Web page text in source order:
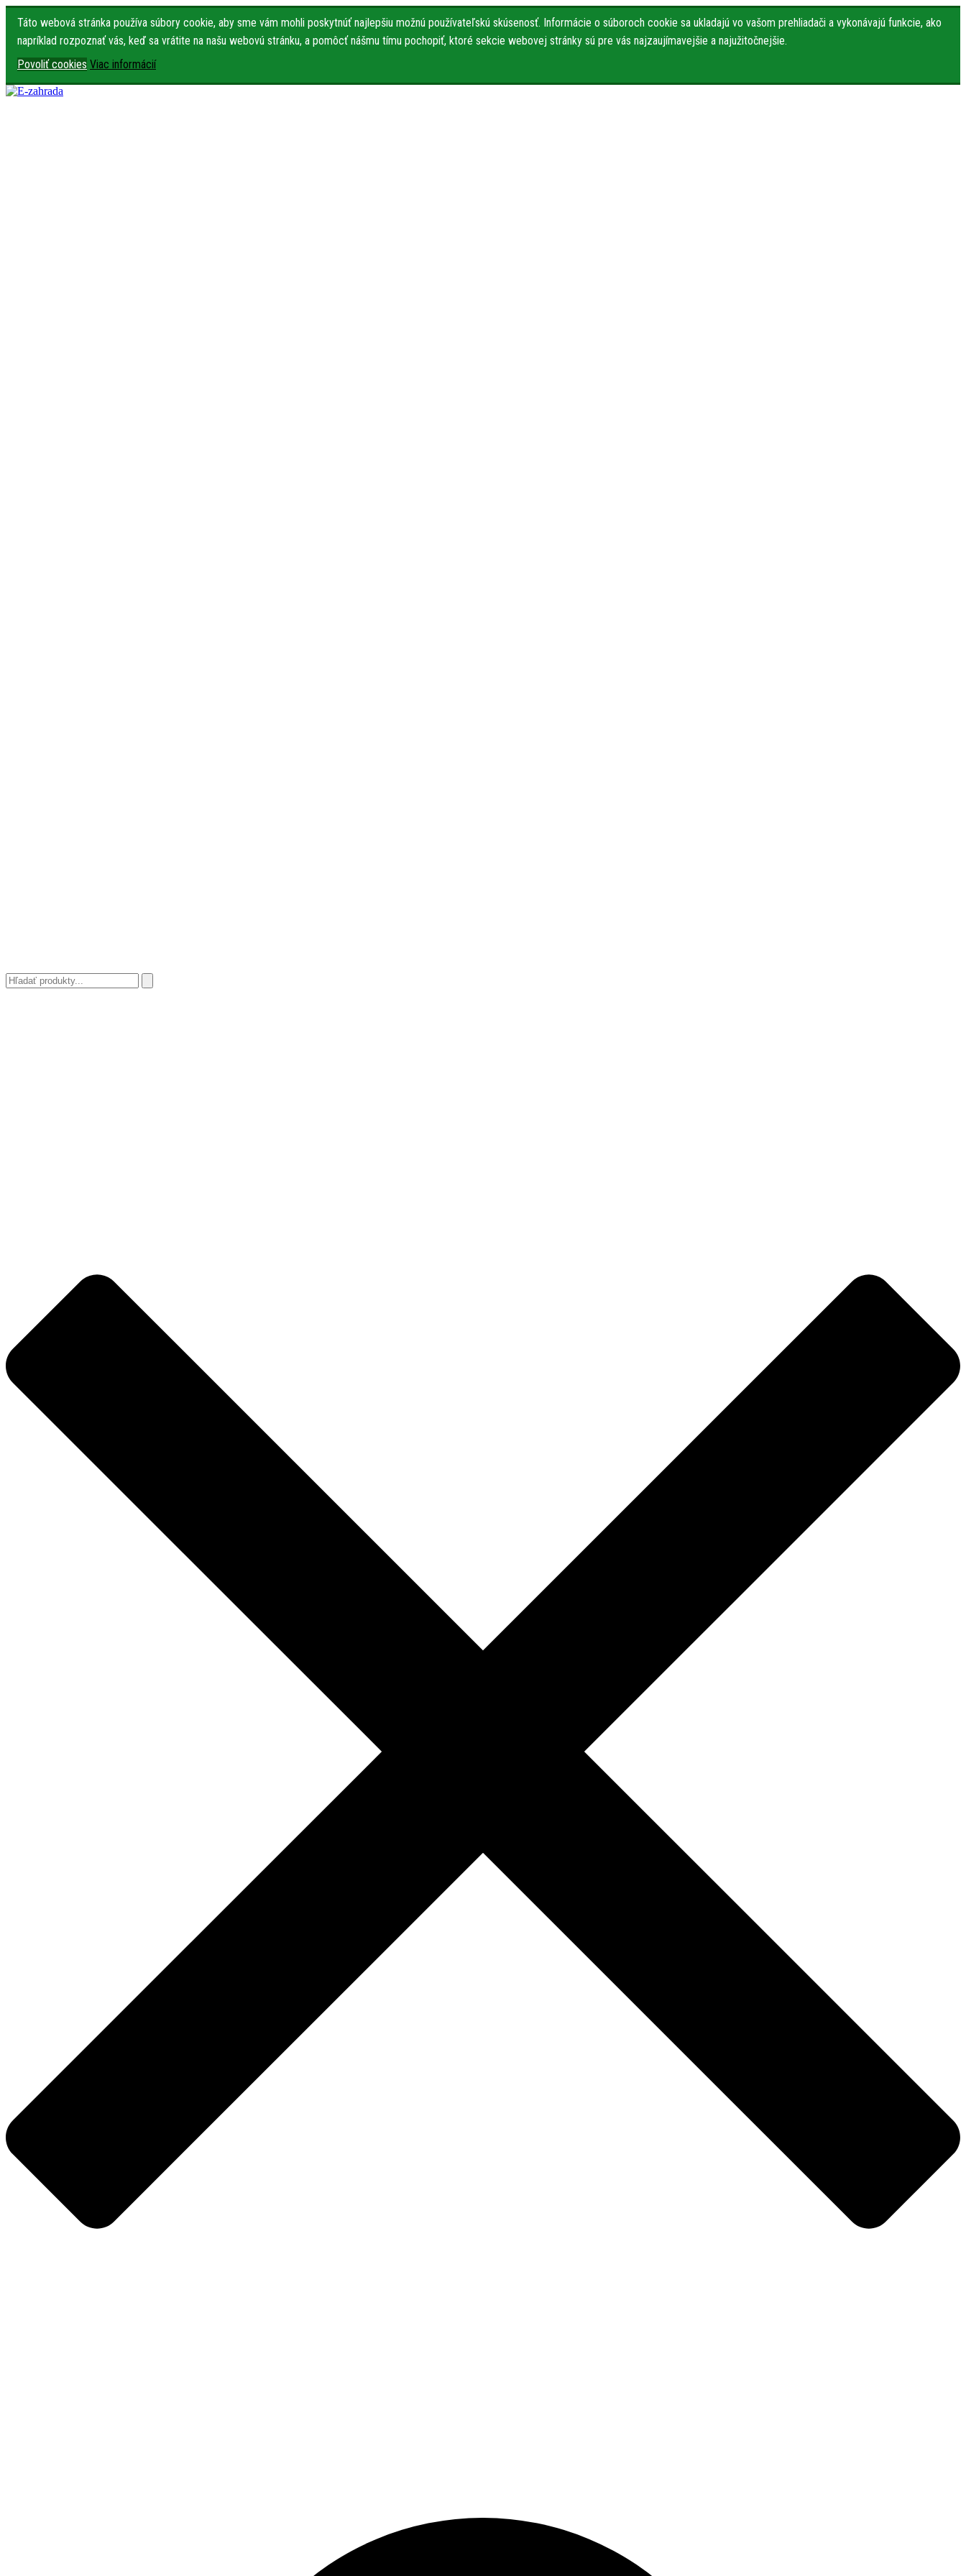
Táto webová stránka používa súbory cookie, aby sme vám mohli poskytnúť najlepšiu možnú používateľskú skúsenosť. Informácie o súboroch cookie sa ukladajú vo vašom prehliadači a vykonávajú funkcie, ako
napríklad rozpoznať vás, keď sa vrátite na našu webovú stránku, a pomôcť nášmu tímu pochopiť, ktoré sekcie webovej stránky sú pre vás najzaujímavejšie a najužitočnejšie.
Povoliť cookies Viac informácií